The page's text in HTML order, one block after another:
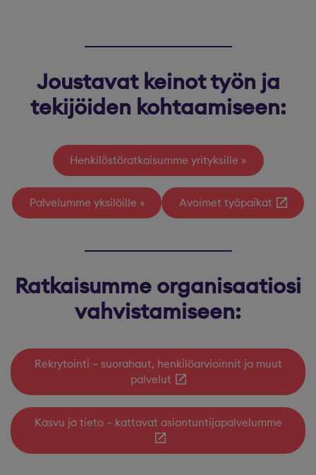
Joustavat keinot työn ja
tekijöiden kohtaamiseen:
Henkilöstöratkaisumme yrityksille
Palvelumme yksilöille Avoimet työpaikat
Ratkaisumme organisaatiosi
vahvistamiseen:
Rekrytointi – suorahaut, henkilöarvioinnit ja muut
palvelut
Kasvu ja tieto – kattavat asiantuntijapalvelumme